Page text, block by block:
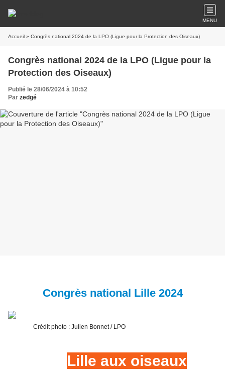
MENU
Accueil » Congrès national 2024 de la LPO (Ligue pour la Protection des Oiseaux)
Congrès national 2024 de la LPO (Ligue pour la
Protection des Oiseaux)
Publié le 28/06/2024 à 10:52
Par zedgé
Congrès national Lille 2024
Crédit photo : Julien Bonnet / LPO
Lille aux oiseaux